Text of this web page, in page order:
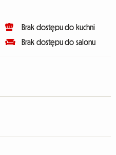
Brak dostępu do kuchni
Brak dostępu do salonu